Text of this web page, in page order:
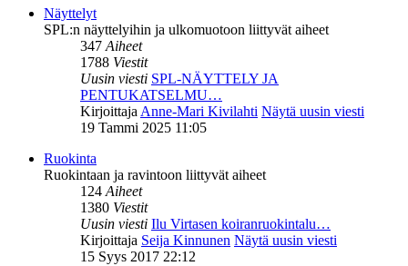
Näyttelyt
SPL:n näyttelyihin ja ulkomuotoon liittyvät aiheet
347Aiheet
1788 Viestit
Uusin viesti SPL-NÄYTTELY JA
PENTUKATSELMU…
KirjoittajaAnne-Mari Kivilahti Näytä uusin viesti
19 Tammi 2025 11:05
Ruokinta
Ruokintaan ja ravintoon liittyvät aiheet
124Aiheet
1380 Viestit
Uusin viesti Ilu Virtasen koiranruokintalu…
Kirjoittaja Seija Kinnunen Näytä uusin viesti
15 Syys 2017 22:12